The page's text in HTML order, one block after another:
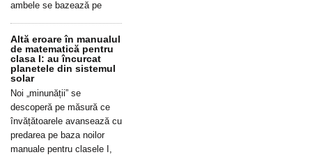
ambele se bazează pe
Altă eroare în manualul
de matematică pentru
clasa I: au încurcat
planetele din sistemul
solar
Noi „minunății” se
descoperă pe măsură ce
învățătoarele avansează cu
predarea pe baza noilor
manuale pentru clasele I,